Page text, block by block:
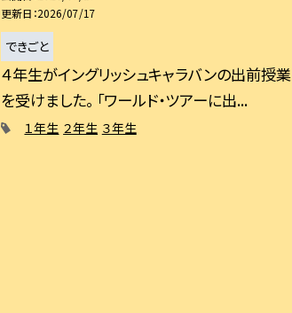
更新日 2026/07/17
できごと
４年生がイングリッシュキャラバンの出前授業
を受けました。 「ワールド・ツアーに出...
１年生 ２年生 ３年生